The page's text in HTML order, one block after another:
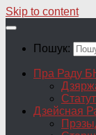
Skip to content
Пошук:
Пра Раду
Статут
Дзейсная